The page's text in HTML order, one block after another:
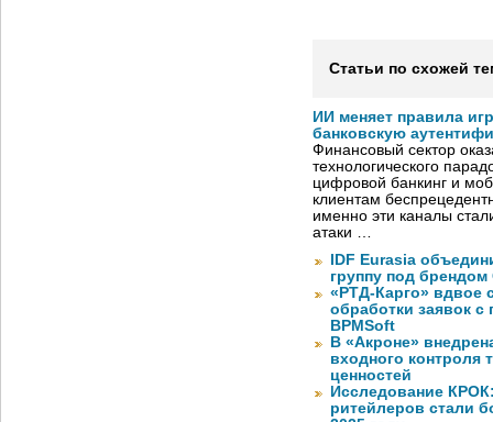
Статьи по схожей
ИИ меняет правила
банковскую
Финансовый сектор
технологического
цифровой банкинг и
клиентам
именно эти каналы
атаки …
IDF Eurasia
группу под
«РТД-Карго» вдвое
обработки заявок
BPMSoft
В «Акроне»
входного контроля
ценностей
Исследование
ритейлеров стали